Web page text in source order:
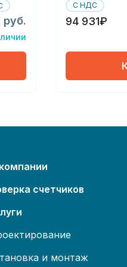
руб.
С НДС
94 931₽
счетчиков
и монтаж